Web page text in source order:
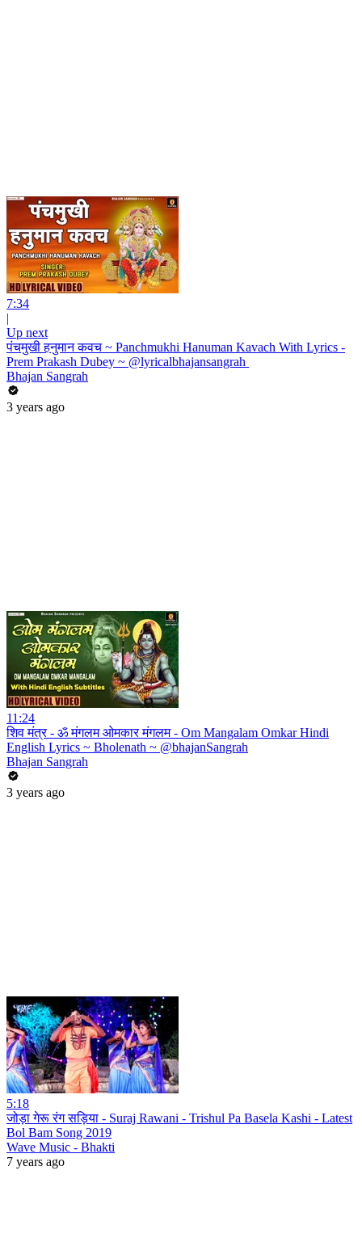
7:34
|
Up next
पंचमुखी हनुमान कवच ~ Panchmukhi Hanuman Kavach With Lyrics -
Prem Prakash Dubey ~ @lyricalbhajansangrah ​
Bhajan Sangrah
3 years ago
11:24
शिव मंत्र - ॐ मंगलम ओमकार मंगलम - Om Mangalam Omkar Hindi
English Lyrics ~ Bholenath ~ @bhajanSangrah
Bhajan Sangrah
3 years ago
5:18
जोड़ा गेरू रंग सड़िया - Suraj Rawani - Trishul Pa Basela Kashi - Latest
Bol Bam Song 2019
Wave Music - Bhakti
7 years ago